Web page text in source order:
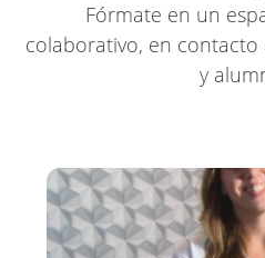
Fórmate en un
colaborativo, en
y